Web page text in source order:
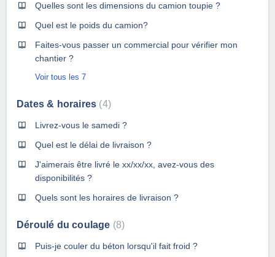
Quelles sont les dimensions du camion toupie ?
Quel est le poids du camion?
Faites-vous passer un commercial pour vérifier mon
chantier ?
Voir tous les 7
Dates & horaires 4
Livrez-vous le samedi ?
Quel est le délai de livraison ?
J'aimerais être livré le xx/xx/xx, avez-vous des
disponibilités ?
Quels sont les horaires de livraison ?
Déroulé du coulage 8
Puis-je couler du béton lorsqu'il fait froid ?